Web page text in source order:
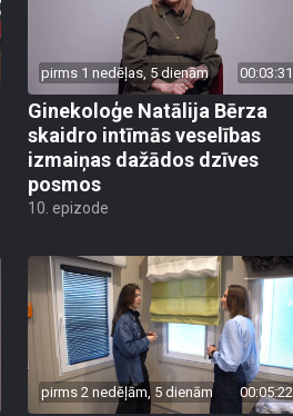
pirms 1 nedēļas, 5 dienām 00:03:31
Ginekoloģe Natālija Bērza
skaidro intīmās veselības
izmaiņas dažādos dzīves
posmos
10. epizode
pirms 2 nedēļām, 5 dienām 00:05:22